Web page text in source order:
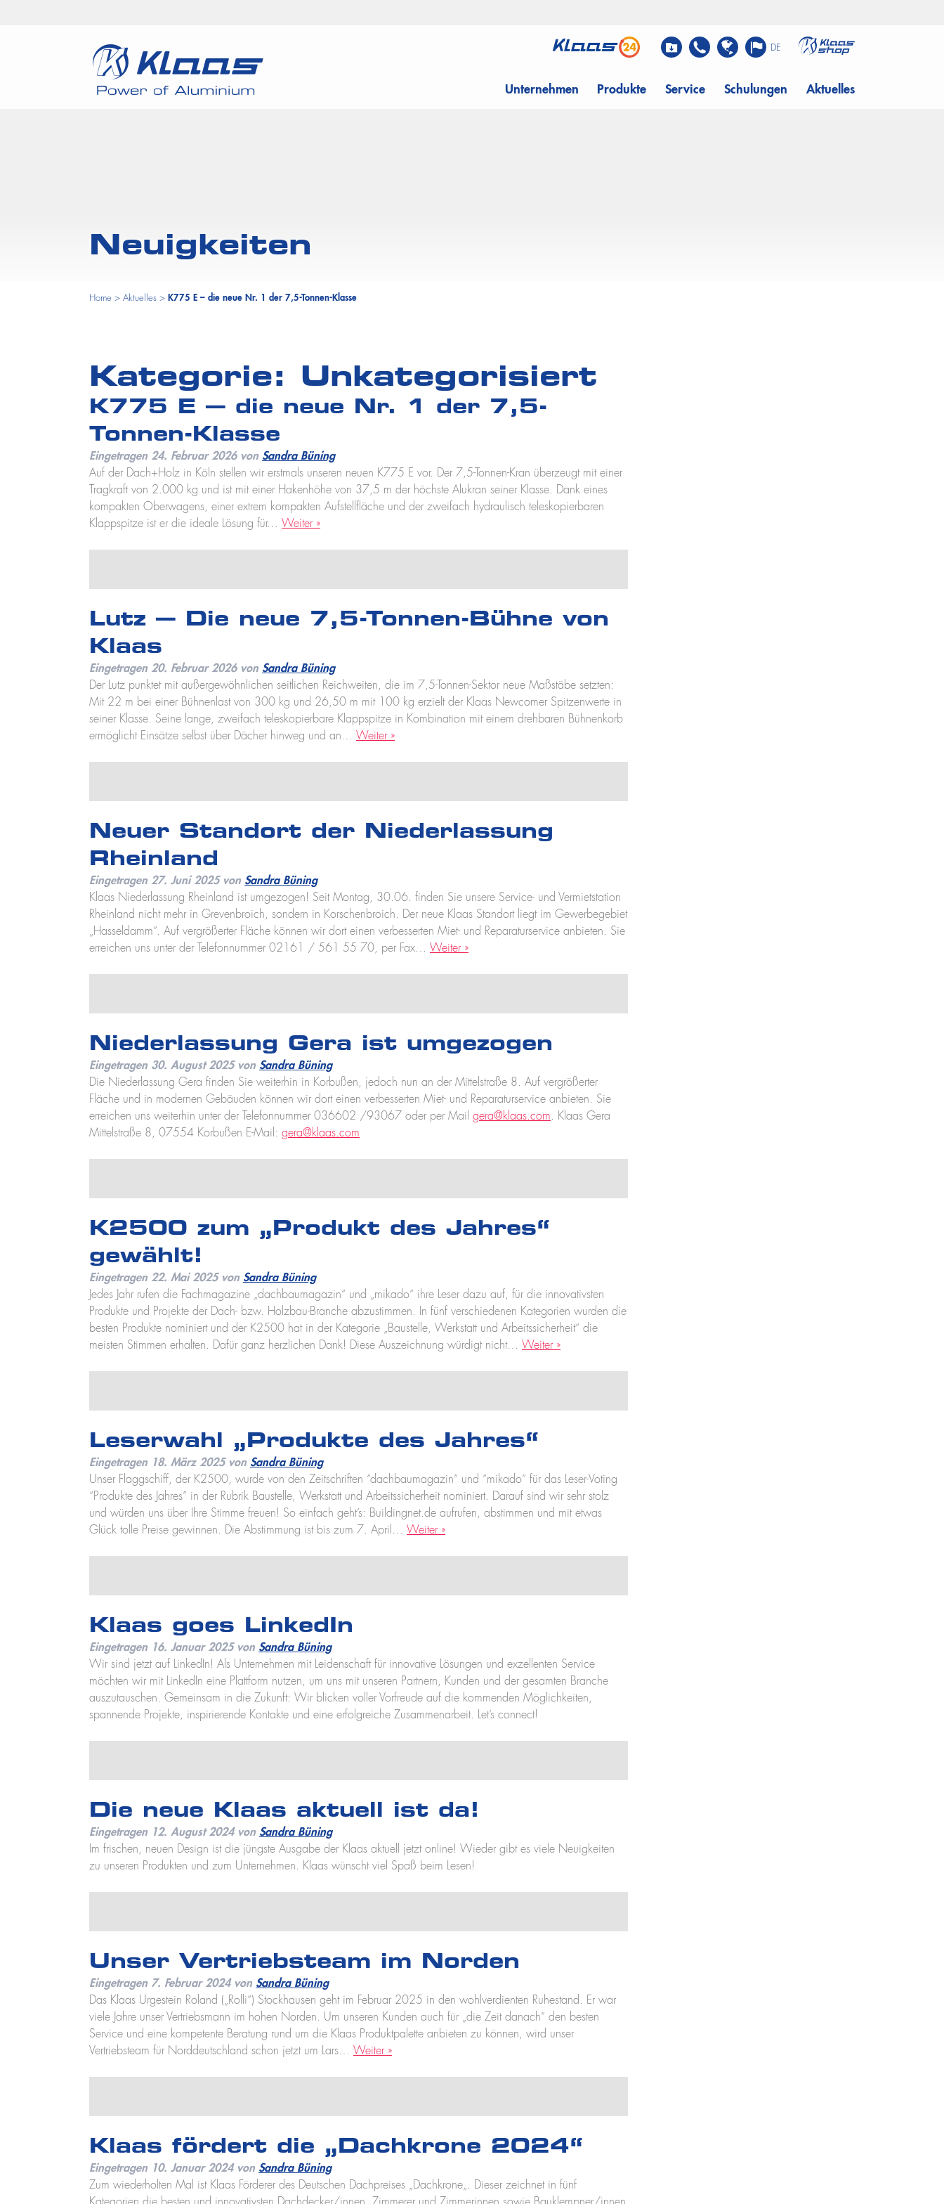
DE
Unternehmen Produkte Service Schulungen Aktuelles
Neuigkeiten
Home > Aktuelles > K775 E – die neue Nr. 1 der 7,5-Tonnen-Klasse
Kategorie: Unkategorisiert
K775 E – die neue Nr. 1 der 7,5-
Tonnen-Klasse
Eingetragen 24. Februar 2026 von Sandra Büning
Auf der Dach+Holz in Köln stellen wir erstmals unseren neuen K775 E vor. Der 7,5-Tonnen-Kran überzeugt mit einer
Tragkraft von 2.000 kg und ist mit einer Hakenhöhe von 37,5 m der höchste Alukran seiner Klasse. Dank eines
kompakten Oberwagens, einer extrem kompakten Aufstellfläche und der zweifach hydraulisch teleskopierbaren
Klappspitze ist er die ideale Lösung für… Weiter »
Lutz – Die neue 7,5-Tonnen-Bühne von
Klaas
Eingetragen 20. Februar 2026 von Sandra Büning
Der Lutz punktet mit außergewöhnlichen seitlichen Reichweiten, die im 7,5-Tonnen-Sektor neue Maßstäbe setzten:
Mit 22 m bei einer Bühnenlast von 300 kg und 26,50 m mit 100 kg erzielt der Klaas Newcomer Spitzenwerte in
seiner Klasse. Seine lange, zweifach teleskopierbare Klappspitze in Kombination mit einem drehbaren Bühnenkorb
ermöglicht Einsätze selbst über Dächer hinweg und an… Weiter »
Neuer Standort der Niederlassung
Rheinland
Eingetragen 27. Juni 2025 von Sandra Büning
Klaas Niederlassung Rheinland ist umgezogen! Seit Montag, 30.06. finden Sie unsere Service- und Vermietstation
Rheinland nicht mehr in Grevenbroich, sondern in Korschenbroich. Der neue Klaas Standort liegt im Gewerbegebiet
„Hasseldamm“. Auf vergrößerter Fläche können wir dort einen verbesserten Miet- und Reparaturservice anbieten. Sie
erreichen uns unter der Telefonnummer 02161 / 561 55 70, per Fax… Weiter »
Niederlassung Gera ist umgezogen
Eingetragen 30. August 2025 von Sandra Büning
Die Niederlassung Gera finden Sie weiterhin in Korbußen, jedoch nun an der Mittelstraße 8. Auf vergrößerter
Fläche und in modernen Gebäuden können wir dort einen verbesserten Miet- und Reparaturservice anbieten. Sie
erreichen uns weiterhin unter der Telefonnummer 036602 /93067 oder per Mail gera@klaas.com. Klaas Gera
Mittelstraße 8, 07554 Korbußen E-Mail: gera@klaas.com
K2500 zum „Produkt des Jahres“
gewählt!
Eingetragen 22. Mai 2025 von Sandra Büning
Jedes Jahr rufen die Fachmagazine „dachbaumagazin“ und „mikado“ ihre Leser dazu auf, für die innovativsten
Produkte und Projekte der Dach- bzw. Holzbau-Branche abzustimmen. In fünf verschiedenen Kategorien wurden die
besten Produkte nominiert und der K2500 hat in der Kategorie „Baustelle, Werkstatt und Arbeitssicherheit“ die
meisten Stimmen erhalten. Dafür ganz herzlichen Dank! Diese Auszeichnung würdigt nicht… Weiter »
Leserwahl „Produkte des Jahres“
Eingetragen 18. März 2025 von Sandra Büning
Unser Flaggschiff, der K2500, wurde von den Zeitschriften “dachbaumagazin” und “mikado” für das Leser-Voting
“Produkte des Jahres” in der Rubrik Baustelle, Werkstatt und Arbeitssicherheit nominiert. Darauf sind wir sehr stolz
und würden uns über Ihre Stimme freuen! So einfach geht’s: Buildingnet.de aufrufen, abstimmen und mit etwas
Glück tolle Preise gewinnen. Die Abstimmung ist bis zum 7. April… Weiter »
Klaas goes LinkedIn
Eingetragen 16. Januar 2025 von Sandra Büning
Wir sind jetzt auf LinkedIn! Als Unternehmen mit Leidenschaft für innovative Lösungen und exzellenten Service
möchten wir mit LinkedIn eine Plattform nutzen, um uns mit unseren Partnern, Kunden und der gesamten Branche
auszutauschen. Gemeinsam in die Zukunft: Wir blicken voller Vorfreude auf die kommenden Möglichkeiten,
spannende Projekte, inspirierende Kontakte und eine erfolgreiche Zusammenarbeit. Let’s connect!
Die neue Klaas aktuell ist da!
Eingetragen 12. August 2024 von Sandra Büning
Im frischen, neuen Design ist die jüngste Ausgabe der Klaas aktuell jetzt online! Wieder gibt es viele Neuigkeiten
zu unseren Produkten und zum Unternehmen. Klaas wünscht viel Spaß beim Lesen!
Unser Vertriebsteam im Norden
Eingetragen 7. Februar 2024 von Sandra Büning
Das Klaas Urgestein Roland („Rolli“) Stockhausen geht im Februar 2025 in den wohlverdienten Ruhestand. Er war
viele Jahre unser Vertriebsmann im hohen Norden. Um unseren Kunden auch für „die Zeit danach“ den besten
Service und eine kompetente Beratung rund um die Klaas Produktpalette anbieten zu können, wird unser
Vertriebsteam für Norddeutschland schon jetzt um Lars… Weiter »
Klaas fördert die „Dachkrone 2024“
Eingetragen 10. Januar 2024 von Sandra Büning
Zum wiederholten Mal ist Klaas Förderer des Deutschen Dachpreises „Dachkrone„. Dieser zeichnet in fünf